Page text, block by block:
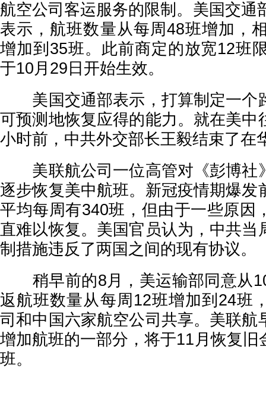
航空公司客运服务的限制。美国交通
表示，航班数量从每周48班增加，
增加到35班。此前商定的放宽12班
于10月29日开始生效。
美国交通部表示，打算制定一个
可预测地恢复应得的能力。就在美中
小时前，中共外交部长王毅结束了在
美联航公司一位高管对《彭博社
逐步恢复美中航班。新冠疫情期爆发
平均每周有340班，但由于一些原因
直难以恢复。美国官员认为，中共当
制措施违反了两国之间的现有协议。
稍早前的8月，美运输部同意从
返航班数量从每周12班增加到24班
司和中国六家航空公司共享。美联航
增加航班的一部分，将于11月恢复旧
班。